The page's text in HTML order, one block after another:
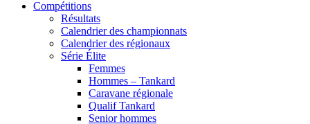
Compétitions
Résultats
Calendrier des championnats
Calendrier des régionaux
Série Élite
Femmes
Hommes – Tankard
Caravane régionale
Qualif Tankard
Senior hommes